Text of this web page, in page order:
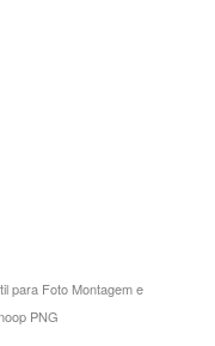
para Foto Montagem e
PNG